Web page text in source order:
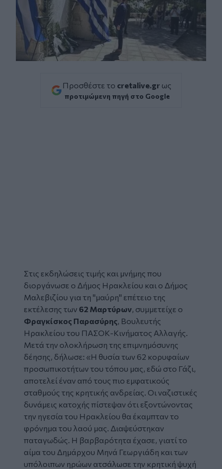
Προσθέστε το cretalive.gr ως
προτιμώμενη πηγή στο Google
Στις εκδηλώσεις τιμής και μνήμης που
διοργάνωσε ο Δήμος Ηρακλείου και ο Δήμος
Μαλεβιζίου για τη "μαύρη" επέτειο της
εκτέλεσης των 62 Μαρτύρων, συμμετείχε ο
Φραγκίσκος Παρασύρης, Βουλευτής
Ηρακλείου του ΠΑΣΟΚ-Κινήματος Αλλαγής.
Μετά την ολοκλήρωση της επιμνημόσυνης
δέησης, δήλωσε: «Η θυσία των 62 κορυφαίων
προσωπικοτήτων του τόπου μας, εδώ στο Γάζι,
αποτελεί έναν από τους πιο εμφατικούς
σταθμούς της κρητικής ανδρείας. Οι ναζιστικές
δυνάμεις κατοχής πίστεψαν ότι εξοντώνοντας
την ηγεσία του Ηρακλείου θα έκαμπταν το
φρόνημα του λαού μας. Διαψεύστηκαν
παταγωδώς. Η βαρβαρότητα έχασε, γιατί το
αίμα του Δημάρχου Μηνά Γεωργιάδη και των
υπόλοιπων ηρώων ατσάλωσε την κρητική ψυχή